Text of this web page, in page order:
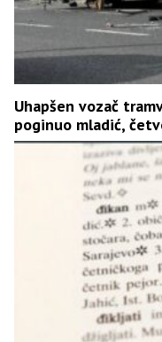
Uhapšen vozač
poginuo mladić,